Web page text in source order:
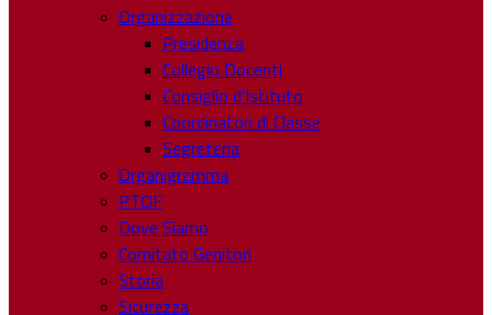
Organizzazione
Presidenza
Collegio Docenti
Consiglio d’Istituto
Coordinatori di Classe
Segreteria
Organigramma
PTOF
Dove Siamo
Comitato Genitori
Storia
Sicurezza